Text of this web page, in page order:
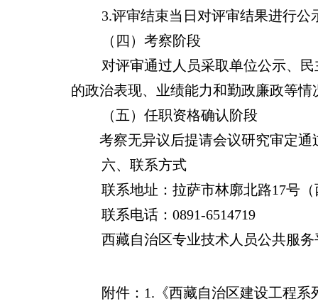
3.评审结束当日对评审结果进行公
（四）考察阶段
对评审通过人员采取单位公示、
的政治表现、业绩能力和勤政廉政等情
（五）任职资格确认阶段
考察无异议后提请会议研究审定
六、联系方式
联系地址： 拉萨市林廓北路17号
联系电话：0891-6514719
西藏自治区专业技术人员公共服务
附件：1.《西藏自治区建设工程